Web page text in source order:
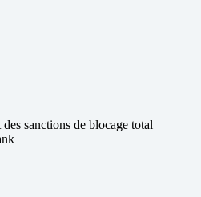
sanctions de blocage total